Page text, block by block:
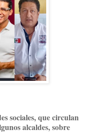
sociales, que circulan
alcaldes, sobre